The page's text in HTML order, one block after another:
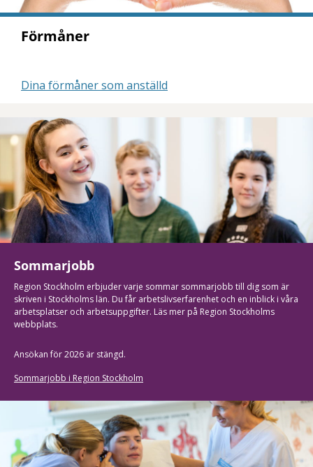
Förmåner
Dina förmåner som anställd
Sommarjobb
Region Stockholm erbjuder varje sommar sommarjobb till dig som är
skriven i Stockholms län. Du får arbetslivserfarenhet och en inblick i våra
arbetsplatser och arbetsuppgifter. Läs mer på Region Stockholms
webbplats.
Ansökan för 2026 är stängd.
Sommarjobb i Region Stockholm